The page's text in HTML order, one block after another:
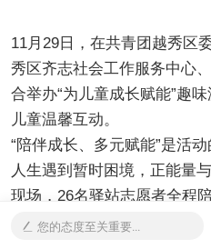
11月29日，在共青团越秀区
秀区齐志社会工作服务中心
合举办“为儿童成长赋能”趣
儿童温馨互动。
“陪伴成长、多元赋能”是活
人生遇到暂时困境，正能量
现场，26名驿站志愿者全程
光，激活了周末的平静。
您的态度至关重要...